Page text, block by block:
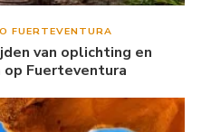
FUERTEVENTURA
van oplichting en
Fuerteventura